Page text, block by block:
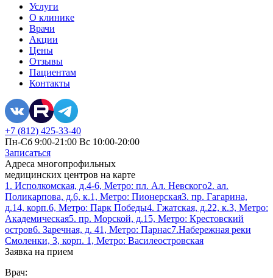
Услуги
О клинике
Врачи
Акции
Цены
Отзывы
Пациентам
Контакты
+7 (812) 425-33-40
Пн-Сб 9:00-21:00 Вс 10:00-20:00
Записаться
Адреса многопрофильных
медицинских центров на карте
1. Исполкомская, д.4-6, Метро: пл. Ал. Невского2. ал.
Поликарпова, д.6, к.1, Метро: Пионерская3. пр. Гагарина,
д.14, корп.6, Метро: Парк Победы4. Гжатская, д.22, к.3, Метро:
Академическая5. пр. Морской, д.15, Метро: Крестовский
остров6. Заречная, д. 41, Метро: Парнас7.Набережная реки
Смоленки, 3, корп. 1, Метро: Василеостровская
Заявка на прием
Врач: